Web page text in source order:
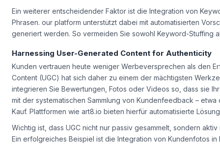
Formulierungen die Conversion-Rate um bis zu 22 Prozent
Ein weiterer entscheidender Faktor ist die Integration von
Phrasen. our platform unterstützt dabei mit automatisierten
Harnessing User-Generated Content for Authenticity
Kunden vertrauen heute weniger Werbeversprechen als den
Content (UGC) hat sich daher zu einem der mächtigsten
integrieren Sie Bewertungen, Fotos oder Videos so, dass sie
mit der systematischen Sammlung von Kundenfeedback –
Kauf. Plattformen wie art8.io bieten hierfür automatisierte
Wichtig ist, dass UGC nicht nur passiv gesammelt, sondern